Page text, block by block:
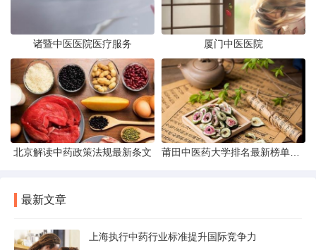
诸暨中医医院医疗服务 厦门中医医院
北京解读中药政策法规最新条文
最新文章
上海执行中药行业标准提升国际竞争力